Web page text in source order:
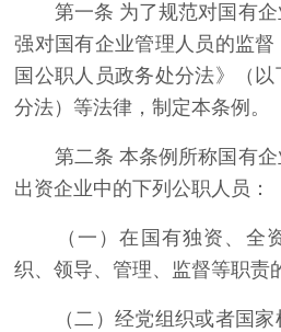
第一条 为了规范对国有企
强对国有企业管理人员的监
国公职人员政务处分法》（
分法）等法律，制定本条例。
第二条 本条例所称国有企
出资企业中的下列公职人员：
（一）在国有独资、全资
织、领导、管理、监督等职责
（二）经党组织或者国家